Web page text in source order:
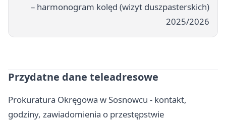
– harmonogram kolęd (wizyt duszpasterskich)
2025/2026
Przydatne dane teleadresowe
Prokuratura Okręgowa w Sosnowcu - kontakt,
godziny, zawiadomienia o przestępstwie